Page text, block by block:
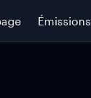
Émissions